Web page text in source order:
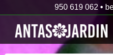
950 619 062 •